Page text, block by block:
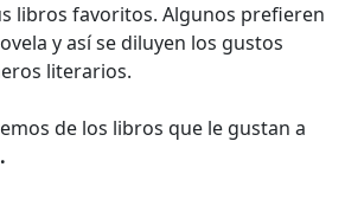
libros favoritos. Algunos prefieren
y así se diluyen los gustos
literarios.
de los libros que le gustan a